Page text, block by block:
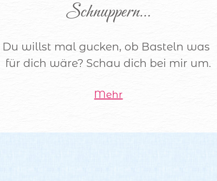
Schnuppern...
Du willst mal gucken, ob Basteln was
für dich wäre? Schau dich bei mir um.
Mehr